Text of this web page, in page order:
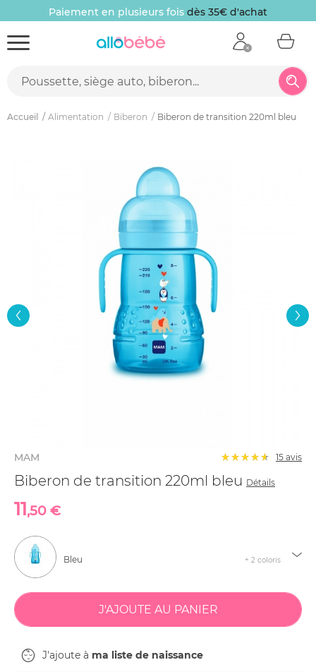
Paiement en plusieurs fois dès 35€ d'achat
Accueil Alimentation Biberon Biberon de transition 220ml bleu
MAM 15 avis
Biberon de transition 220ml bleu Détails
11,50 €
Bleu + 2 coloris
J'ajoute à ma liste de naissance